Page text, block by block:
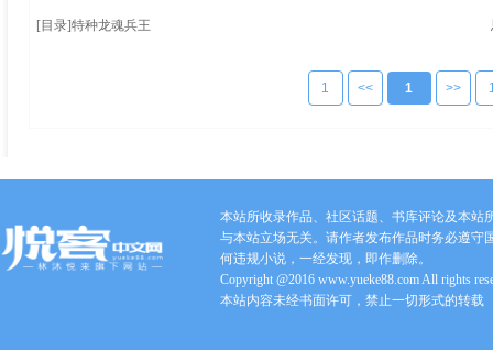
[目录]特种龙魂兵王
1 << 1 >>
本站所收录作品、社区话题、书库评论及本站
与本站立场无关。请作者发布作品时务必遵守
何违规小说，一经发现，即作删除。
Copyright @2016 www.yueke88.com All rights
本站内容未经书面许可，禁止一切形式的转载